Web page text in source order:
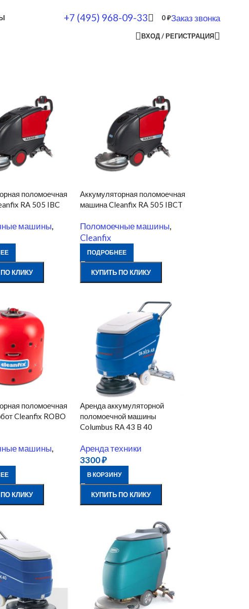
+7 (495) 968-09-33 0₽Заказ звонка
ВХОД / РЕГИСТРАЦИЯ
поломоечная
RA 505 IBC
машины,
КЛИКУ
Аккумуляторная поломоечная
машина Cleanfix RA 505 IBCT
Поломоечные машины,
Cleanfix
ПОДРОБНЕЕ
КУПИТЬ ПО КЛИКУ
поломоечная
Cleanfix ROBO
машины,
КЛИКУ
Аренда аккумуляторной
поломоечной машины
Columbus RA 43 B 40
Аренда техники
3300₽
В КОРЗИНУ
КУПИТЬ ПО КЛИКУ